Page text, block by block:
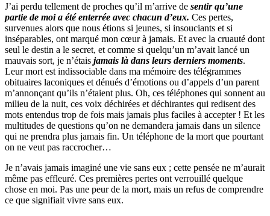
J’ai perdu tellement de proches qu’il m’arrive de sentir qu’une
partie de moi a été enterrée avec chacun d’eux. Ces pertes,
survenues alors que nous étions si jeunes, si insouciants et si
inséparables, ont marqué mon cœur à jamais. Et avec la cruauté dont
seul le destin a le secret, et comme si quelqu’un m’avait lancé un
mauvais sort, je n’étais jamais là dans leurs derniers moments.
Leur mort est indissociable dans ma mémoire des télégrammes
obituaires laconiques et dénués d’émotions ou d’appels d’un parent
m’annonçant qu’ils n’étaient plus. Oh, ces téléphones qui sonnent au
milieu de la nuit, ces voix déchirées et déchirantes qui redisent des
mots entendus trop de fois mais jamais plus faciles à accepter ! Et les
multitudes de questions qu’on ne demandera jamais dans un silence
qui ne prendra plus jamais fin. Un téléphone de la mort que pourtant
on ne veut pas raccrocher…
Je n’avais jamais imaginé une vie sans eux ; cette pensée ne m’aurait
même pas effleuré. Ces premières pertes ont verrouillé quelque
chose en moi. Pas une peur de la mort, mais un refus de comprendre
ce que signifiait vivre sans eux.